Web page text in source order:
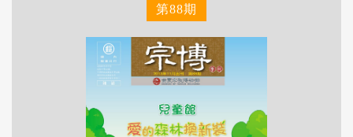
第88期